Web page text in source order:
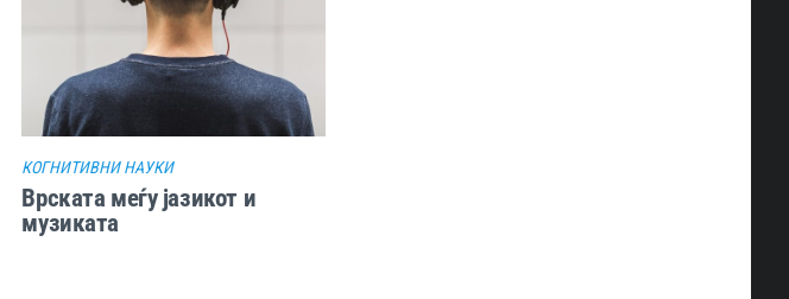
КОГНИТИВНИ НАУКИ
Врската меѓу јазикот и
музиката